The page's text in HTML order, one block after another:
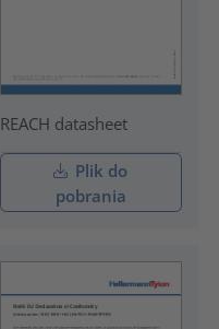
REACH datasheet
Plik do
pobrania